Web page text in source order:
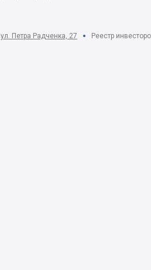
Петра Радченка, 27 Реестр